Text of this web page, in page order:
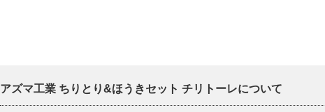
アズマ工業 ちりとり&ほうきセット チリトーレについて